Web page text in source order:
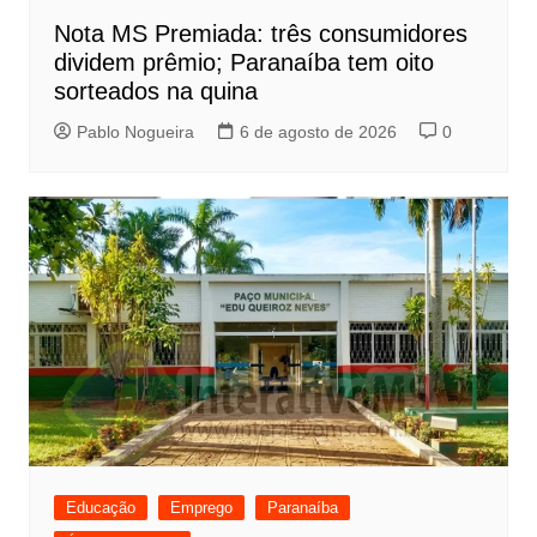
Nota MS Premiada: três consumidores
dividem prêmio; Paranaíba tem oito
sorteados na quina
Pablo Nogueira 6 de agosto de 2026 0
Educação Emprego
Paranaíba